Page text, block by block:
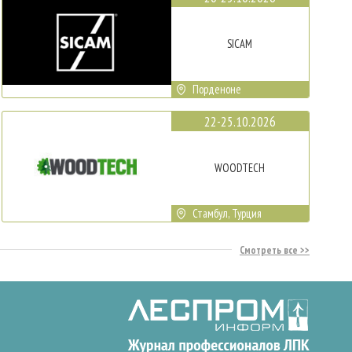
SICAM
Порденоне
22-25.10.2026
WOODTECH
Стамбул, Турция
Смотреть все